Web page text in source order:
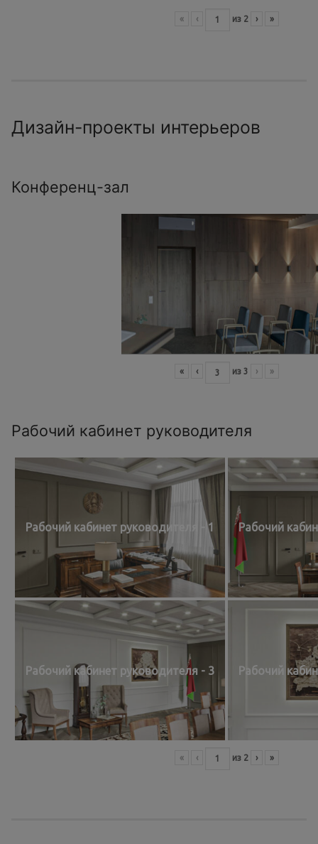
« ‹ из 2 › »
Дизайн-проекты интерьеров
Конференц-зал
« ‹ из 3 › »
Рабочий кабинет руководителя
Рабочий кабинет руководителя - 1 Рабочий
Рабочий кабинет руководителя - 3 Рабочий
« ‹ из 2 › »